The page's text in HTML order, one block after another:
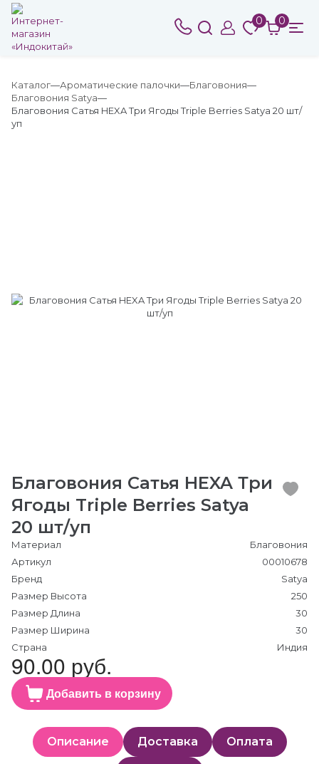
0 0
Каталог Ароматические палочки
Благовония
Благовония Satya
Благовония Сатья HEXA Три Ягоды Triple Berries Satya 20 шт/
уп
Благовония Сатья HEXA Три
Ягоды Triple Berries Satya
20 шт/уп
Материал
Благовония
Артикул
00010678
Бренд
Satya
Размер Высота
250
Размер Длина
30
Размер Ширина
30
Страна
Индия
90.00 руб.
Добавить в корзину
Описание Доставка Оплата